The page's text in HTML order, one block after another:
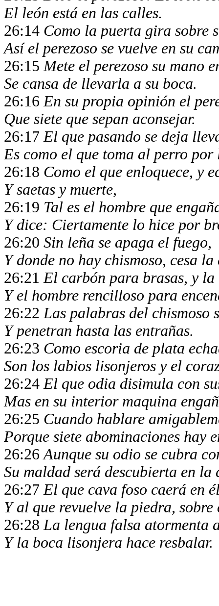
El león está en las calles.
26:14 Como la puerta gira sobre
Así el perezoso se vuelve en su
26:15Mete el perezoso su mano
Se cansa de llevarla a su boca.
26:16En su propia opinión el
Que siete que sepan aconsejar.
26:17El que pasando se deja
Es como el que toma al perro
26:18 Como el que enloquece, y
Y saetas y muerte,
26:19 Tal es el hombre que
Y dice: Ciertamente lo hice por
26:20 Sin leña se apaga el fuego,
Y donde no hay chismoso, cesa
26:21El carbón para brasas, y
Y el hombre rencilloso para
26:22Las palabras del chismoso
Y penetran hasta las entrañas.
26:23 Como escoria de plata
Son los labios lisonjeros y el
26:24El que odia disimula con
Mas en su interior maquina
26:25 Cuando hablare
Porque siete abominaciones hay
26:26Aunque su odio se cubra
Su maldad será descubierta en
26:27El que cava foso caerá en
Y al que revuelve la piedra,
26:28La lengua falsa atormenta
Y la boca lisonjera hace resbalar.